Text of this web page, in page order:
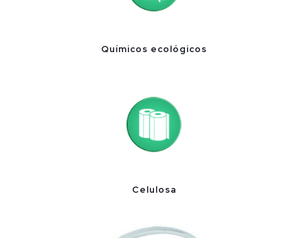
Químicos ecológicos
Celulosa